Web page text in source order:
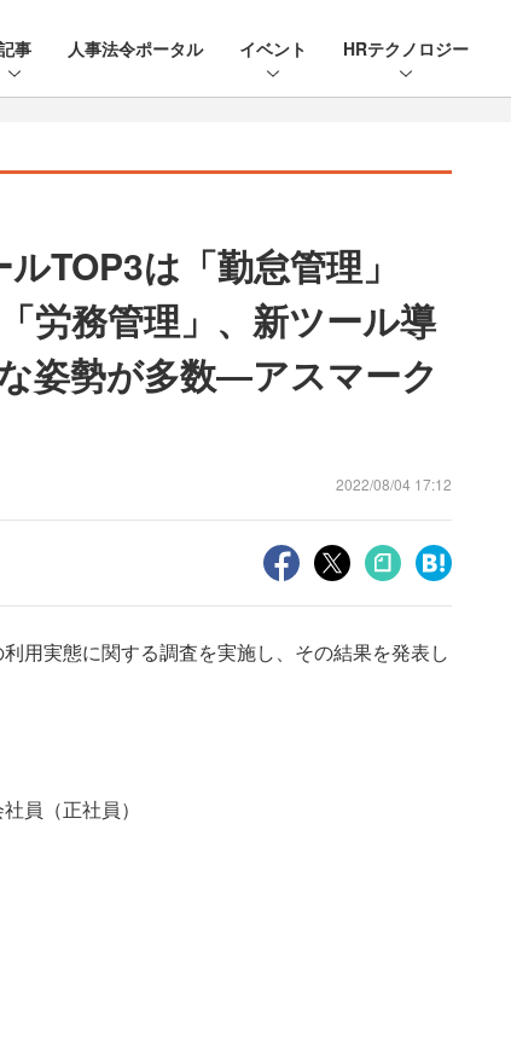
事 人事法令ポータル イベント HRテクノロジー
TOP3は「勤怠管理」
労務管理」、新ツール導
姿勢が多数―アスマーク
2022/08/04 17:12
実態に関する調査を実施し、その結果を発表し
員（正社員）